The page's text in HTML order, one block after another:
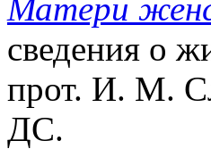
Матери
сведения о
прот. И. М.
ДС.